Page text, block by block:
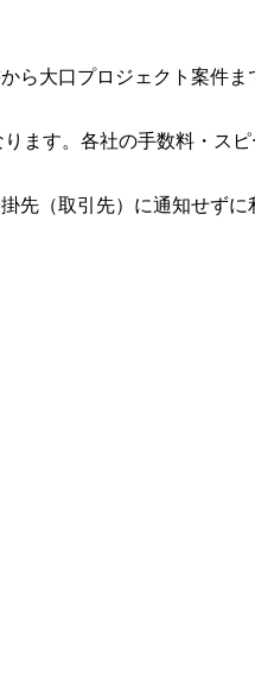
ら大口プロジェクト案件ま
す。各社の手数料・ス
（取引先）に通知せず